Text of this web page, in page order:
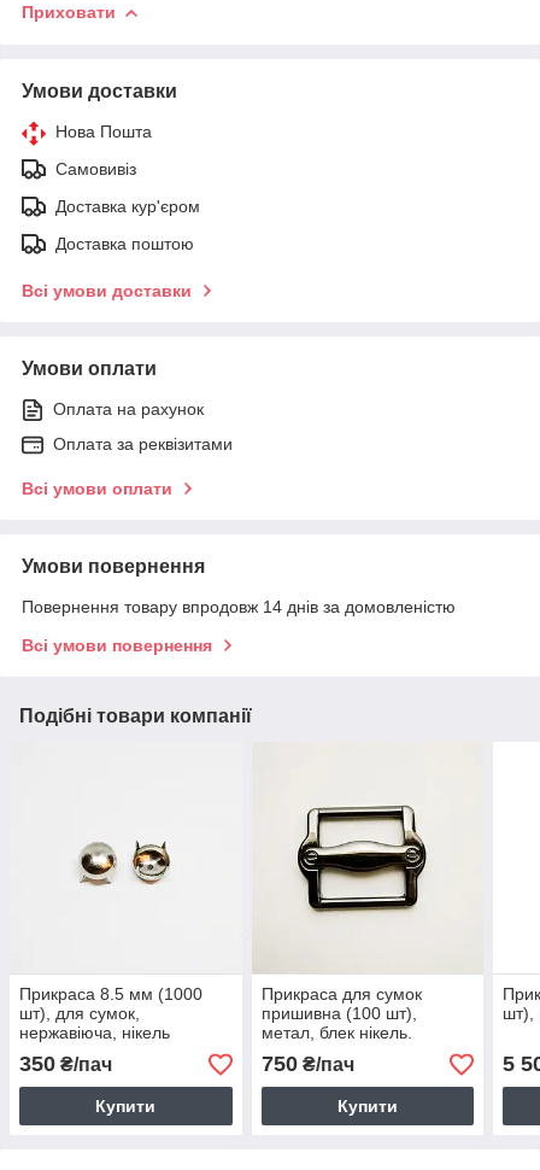
Приховати
Умови доставки
Нова Пошта
Самовивіз
Доставка кур'єром
Доставка поштою
Всі умови доставки
Умови оплати
Оплата на рахунок
Оплата за реквізитами
Всі умови оплати
Умови повернення
Повернення товару впродовж 14 днів за домовленістю
Всі умови повернення
Подібні товари компанії
Прикраса 8.5 мм (1000
шт), для сумок,
нержавіюча, нікель
350 ₴/пач
Купити
Прикраса для сумок
пришивна (100 шт),
метал, блек нікель.
750₴/пач
Купити
шт),
5